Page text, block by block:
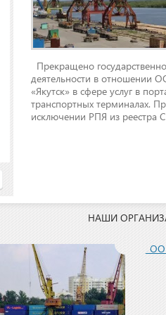
Прекращено
деятельности в отношении
«Якутск» в сфере услуг в
транспортных терминалах.
исключении РПЯ из реестра
НАШИ
ООО «Якутский речной порт»